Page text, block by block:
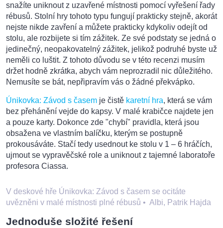
snažíte uniknout z uzavřené místnosti pomocí vyřešení řady
rébusů. Stolní hry tohoto typu fungují prakticky stejně, akorát
nejste nikde zavření a můžete prakticky kdykoliv odejít od
stolu, ale rozbijete si tím zážitek. Ze své podstaty se jedná o
jedinečný, neopakovatelný zážitek, jelikož podruhé byste už
neměli co luštit. Z tohoto důvodu se v této recenzi musím
držet hodně zkrátka, abych vám neprozradil nic důležitého.
Nemusíte se bát, nepřipravím vás o žádné překvápko.
Únikovka: Závod s časem je čistě karetní hra, která se vám
bez přehánění vejde do kapsy. V malé krabičce najdete jen
a pouze karty. Dokonce zde "chybí" pravidla, která jsou
obsažena ve vlastním balíčku, kterým se postupně
prokousáváte. Stačí tedy usednout ke stolu v 1 – 6 hráčích,
ujmout se vypravěčské role a uniknout z tajemné laboratoře
profesora Ciassa.
V deskové hře Únikovka: Závod s časem se ocitáte
uvězněni v malé místnosti plné rébusů • Albi, Patrik Hajda
Jednoduše složité řešení